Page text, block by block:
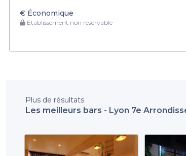
€ Économique
Établissement non réservable
Plus de résultats
Les meilleurs bars - Lyon 7e